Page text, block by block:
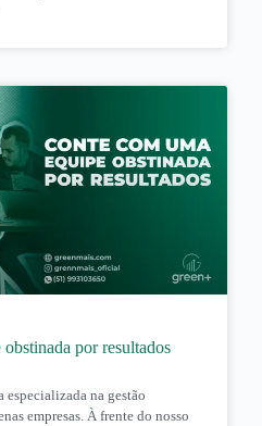
por resultados
especializada na gestão
empresas. À frente do nosso